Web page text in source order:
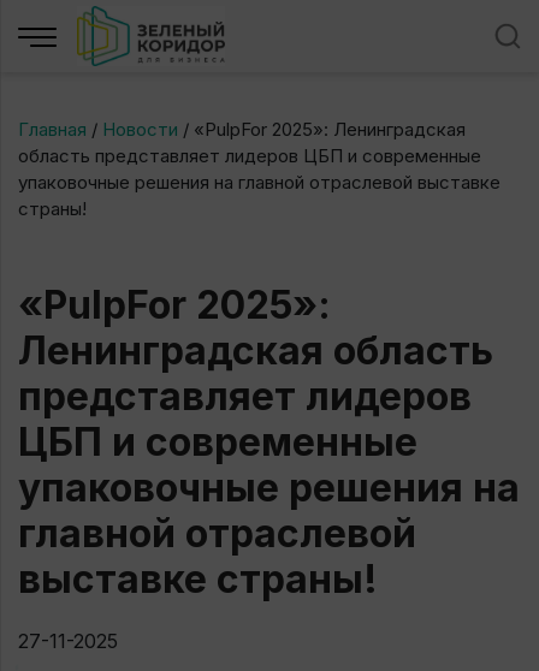
Главная / Новости / «PulpFor 2025»: Ленинградская
область представляет лидеров ЦБП и современные
упаковочные решения на главной отраслевой выставке
страны!
«PulpFor 2025»:
Ленинградская область
представляет лидеров
ЦБП и современные
упаковочные решения на
главной отраслевой
выставке страны!
27-11-2025